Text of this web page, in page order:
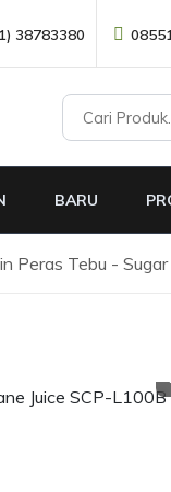
38783380
BARU
Peras Tebu -